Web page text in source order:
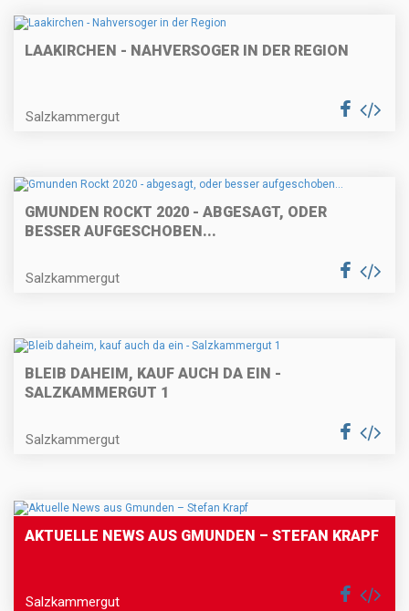
LAAKIRCHEN - NAHVERSOGER IN DER REGION
Salzkammergut
GMUNDEN ROCKT 2020 - ABGESAGT, ODER
BESSER AUFGESCHOBEN...
Salzkammergut
BLEIB DAHEIM, KAUF AUCH DA EIN -
SALZKAMMERGUT 1
Salzkammergut
AKTUELLE NEWS AUS GMUNDEN – STEFAN KRAPF
Salzkammergut